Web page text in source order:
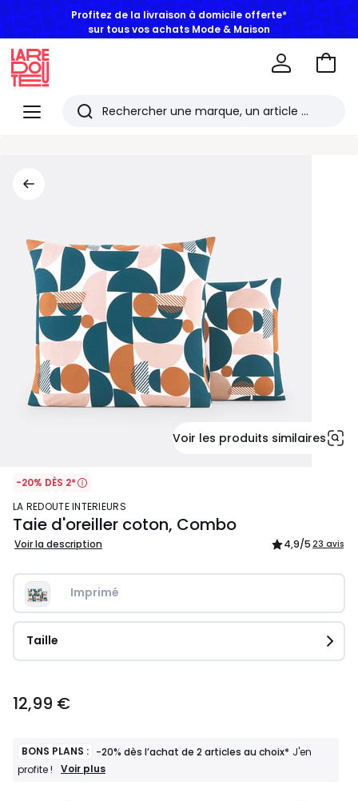
Profitez de la livraison à domicile offerte*
sur tous vos achats Mode & Maison
Menu
Redoute
Rechercher
Aller
Voir les produits similaires
-20% DÈS 2*
LA REDOUTE INTERIEURS
Taie d'oreiller coton, Combo
Voir la description 4,9/5 23 avis
Imprimé
Taille
€.
12,99 €
BONS PLANS : -20% dès l’achat de 2 articles au choix* J'en
profite !
BONS
Voir plus